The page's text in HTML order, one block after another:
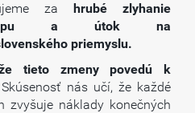
za hrubé zlyhanie
a útok na
priemyslu.
tieto zmeny povedú k
Skúsenosť nás učí, že každé
zvyšuje náklady konečných